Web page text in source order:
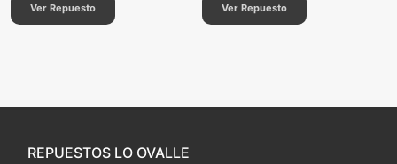
Ver Repuesto Ver Repuesto
REPUESTOS LO OVALLE